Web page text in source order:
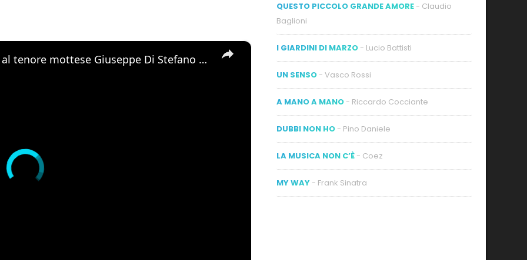
×
Motta Sant'Anastasia. L'omaggio al tenore mottese Giuseppe Di Stefano nel giorno della sua nascita.
QUESTO PICCOLO GRANDE AMORE - Claudio
Baglioni
I GIARDINI DI MARZO - Lucio Battisti
UN SENSO - Vasco Rossi
A MANO A MANO - Riccardo Cocciante
DUBBI NON HO - Pino Daniele
LA MUSICA NON C’È - Coez
MY WAY - Frank Sinatra